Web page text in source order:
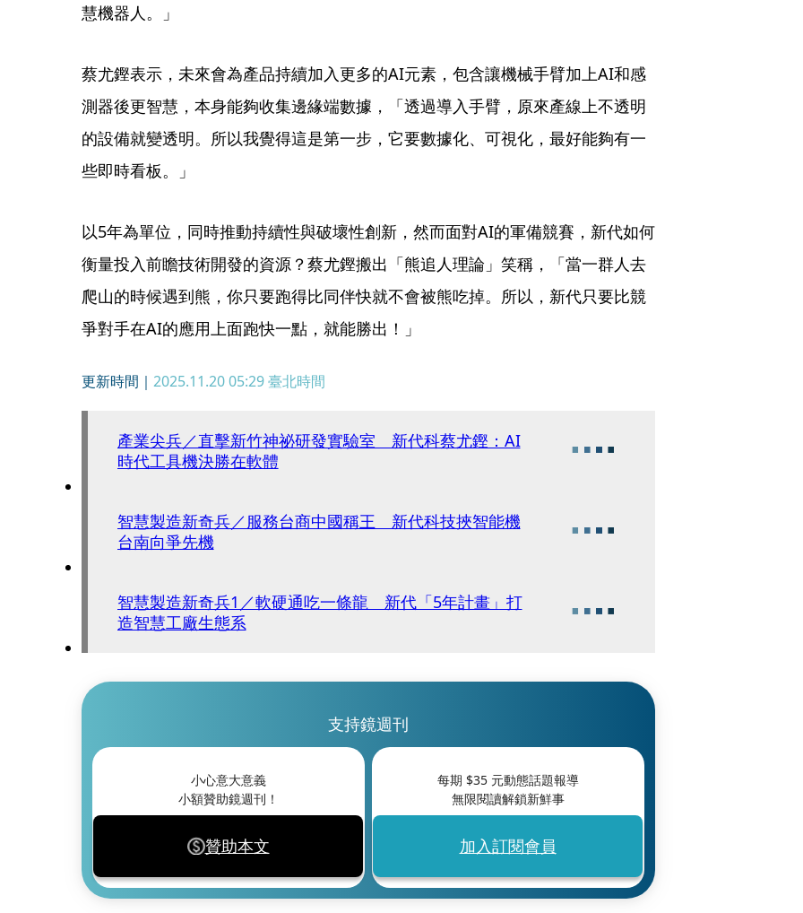
慧機器人。」
蔡尤鏗表示，未來會為產品持續加入更多的AI元素，包含讓機械手臂加上AI和感
測器後更智慧，本身能夠收集邊緣端數據，「透過導入手臂，原來產線上不透明
的設備就變透明。所以我覺得這是第一步，它要數據化、可視化，最好能夠有一
些即時看板。」
以5年為單位，同時推動持續性與破壞性創新，然而面對AI的軍備競賽，新代如何
衡量投入前瞻技術開發的資源？蔡尤鏗搬出「熊追人理論」笑稱，「當一群人去
爬山的時候遇到熊，你只要跑得比同伴快就不會被熊吃掉。所以，新代只要比競
爭對手在AI的應用上面跑快一點，就能勝出！」
更新時間｜ 2025.11.20 05:29臺北時間
產業尖兵／直擊新竹神祕研發實驗室 新代科蔡尤鏗：AI
時代工具機決勝在軟體
智慧製造新奇兵／服務台商中國稱王 新代科技挾智能機
台南向爭先機
智慧製造新奇兵1／軟硬通吃一條龍 新代「5年計畫」打
造智慧工廠生態系
支持鏡週刊
小心意大意義
小額贊助鏡週刊！
贊助本文
每期 $35元動態話題報導
無限閱讀解鎖新鮮事
加入訂閱會員